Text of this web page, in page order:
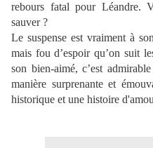
rebours fatal pour Léandre.
sauver ?
Le suspense est vraiment à
mais fou d’espoir qu’on suit
son bien-aimé, c’est
manière surprenante et
historique et une histoire